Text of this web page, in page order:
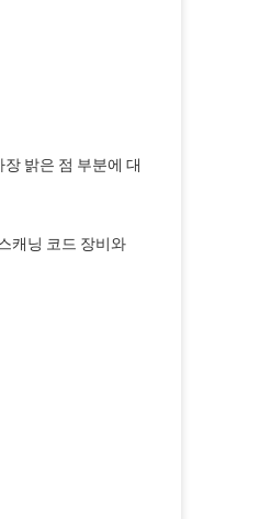
밝은 점 부분에 대
캐닝 코드 장비와